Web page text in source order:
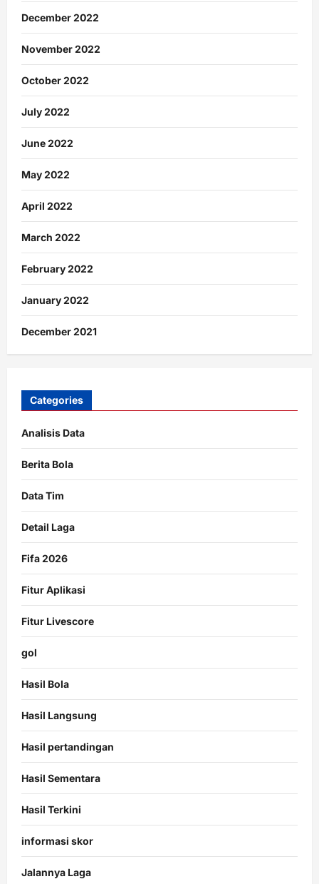
December 2022
November 2022
October 2022
July 2022
June 2022
May 2022
April 2022
March 2022
February 2022
January 2022
December 2021
Categories
Analisis Data
Berita Bola
Data Tim
Detail Laga
Fifa 2026
Fitur Aplikasi
Fitur Livescore
gol
Hasil Bola
Hasil Langsung
Hasil pertandingan
Hasil Sementara
Hasil Terkini
informasi skor
Jalannya Laga